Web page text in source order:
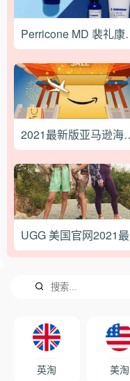
Perricone
2021最新版
英淘 美淘